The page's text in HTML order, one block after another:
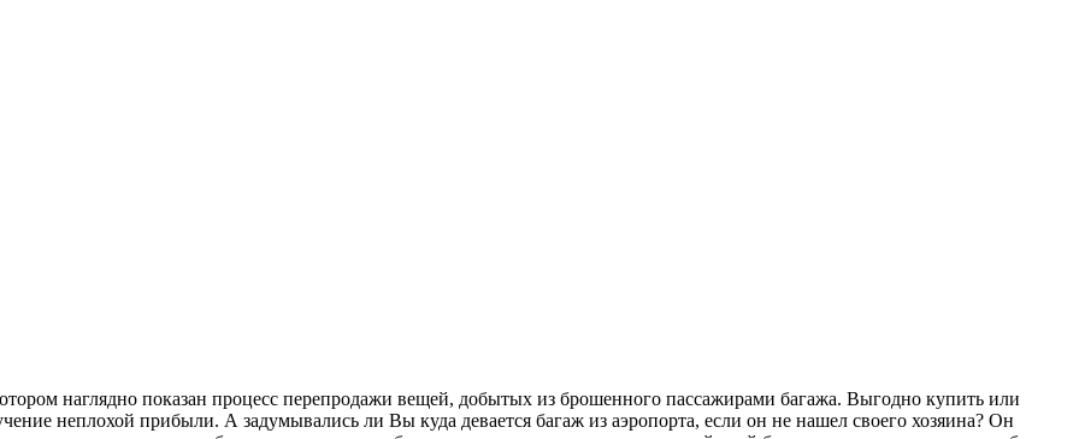
наглядно показан процесс перепродажи вещей, добытых из брошенного пассажирами багажа. Выгодно купить или
неплохой прибыли. А задумывались ли Вы куда девается багаж из аэропорта, если он не нашел своего хозяина? Он